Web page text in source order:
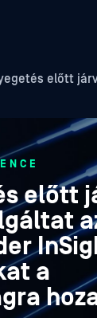
előtt
előtt
a